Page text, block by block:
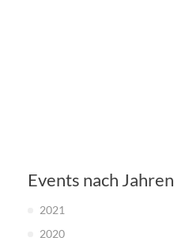
Events nach Jahren
2021
2020